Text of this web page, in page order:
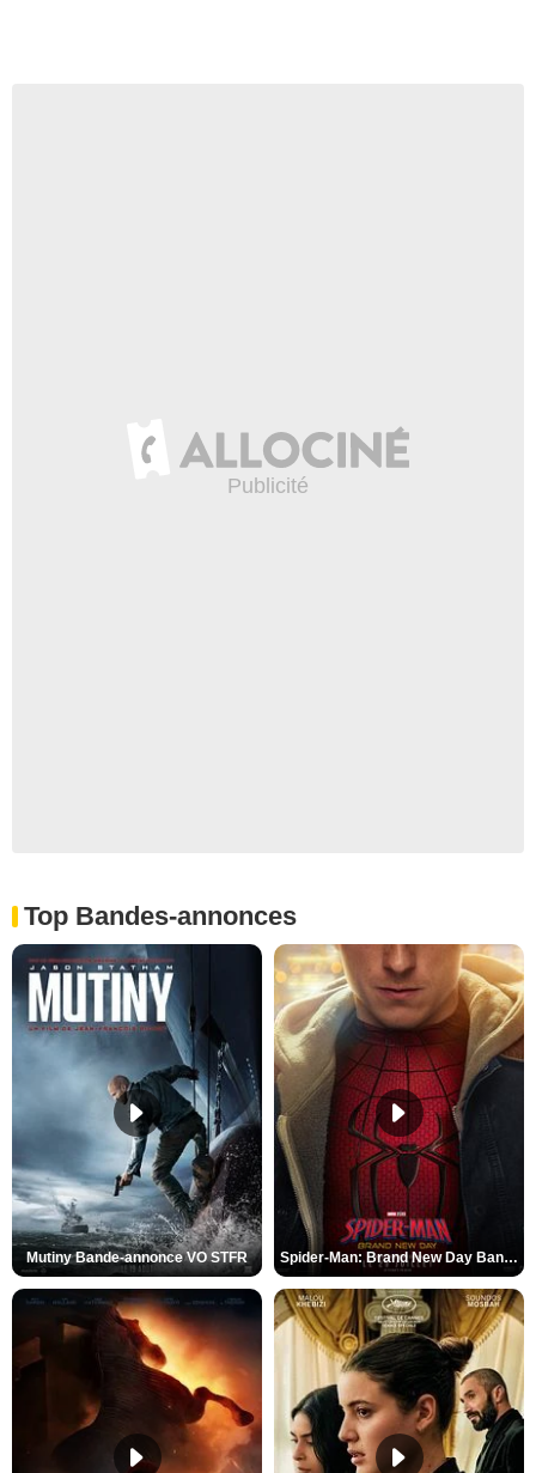
Top Bandes-annonces
Mutiny Bande-annonce VO STFR Spider-Man: Brand New Day Bande-annonce VO STFR